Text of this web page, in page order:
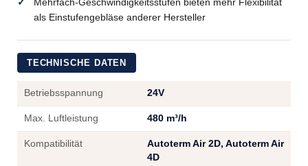
Mehrfach-Geschwindigkeitsstufen bieten mehr Flexibilität
als Einstufengebläse anderer Hersteller
TECHNISCHE DATEN
Betriebsspannung 24V
Max. Luftleistung 480 m³/h
Kompatibilität
Autoterm Air 2D, Autoterm Air
4D